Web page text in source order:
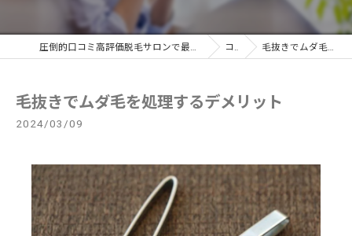
圧倒的口コミ高評価脱毛サロンで最新高出力マシン導入店のBiStoic-ビストイック- コラム 毛抜きでムダ毛を処理するデメリット
毛抜きでムダ毛を処理するデメリット
2024/03/09